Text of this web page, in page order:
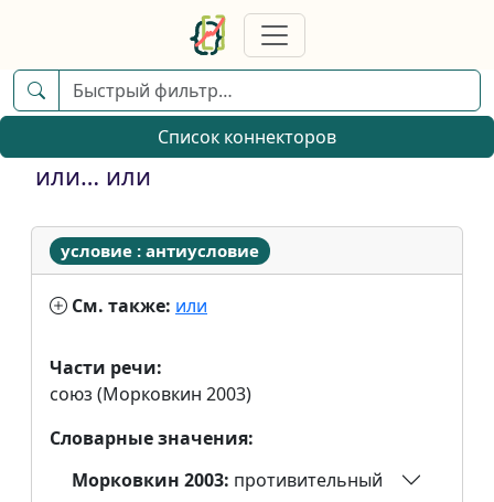
Список коннекторов
или… или
условие : антиусловие
См. также: или
Части речи:
союз (Морковкин 2003)
Словарные значения:
Морковкин 2003: противительный